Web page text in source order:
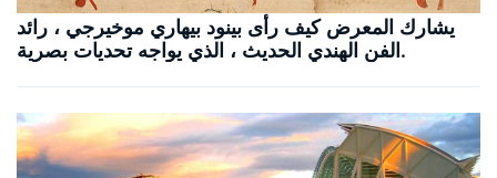
يشارك المعرض كيف رأى بينود بيهاري موخيرجي ، رائد
الفن الهندي الحديث ، الذي يواجه تحديات بصرية.